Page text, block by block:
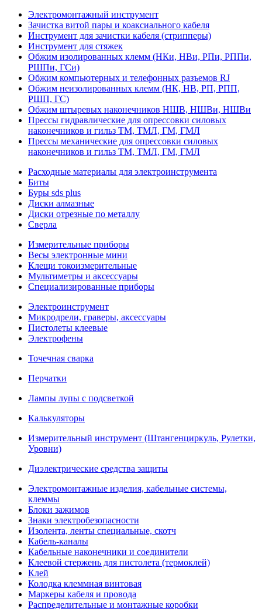
Электромонтажный инструмент
Зачистка витой пары и коаксиального кабеля
Инструмент для зачистки кабеля (стрипперы)
Инструмент для стяжек
Обжим изолированных клемм (НКи, НВи, РПи, РППи,
РШПи, ГСи)
Обжим компьютерных и телефонных разъемов RJ
Обжим неизолированных клемм (НК, НВ, РП, РПП,
РШП, ГС)
Обжим штыревых наконечников НШВ, НШВи, НШВи
Прессы гидравлические для опрессовки силовых
наконечников и гильз ТМ, ТМЛ, ГМ, ГМЛ
Прессы механические для опрессовки силовых
наконечников и гильз ТМ, ТМЛ, ГМ, ГМЛ
Расходные материалы для электроинструмента
Биты
Буры sds plus
Диски алмазные
Диски отрезные по металлу
Сверла
Измерительные приборы
Весы электронные мини
Клещи токоизмерительные
Мультиметры и аксессуары
Специализированные приборы
Электроинструмент
Микродрели, граверы, аксессуары
Пистолеты клеевые
Электрофены
Точечная сварка
Перчатки
Лампы лупы с подсветкой
Калькуляторы
Измерительный инструмент (Штангенциркуль, Рулетки,
Уровни)
Диэлектрические средства защиты
Электромонтажные изделия, кабельные системы,
клеммы
Блоки зажимов
Знаки электробезопасности
Изолента, ленты специальные, скотч
Кабель-каналы
Кабельные наконечники и соединители
Клеевой стержень для пистолета (термоклей)
Клей
Колодка клеммная винтовая
Маркеры кабеля и провода
Распределительные и монтажные коробки